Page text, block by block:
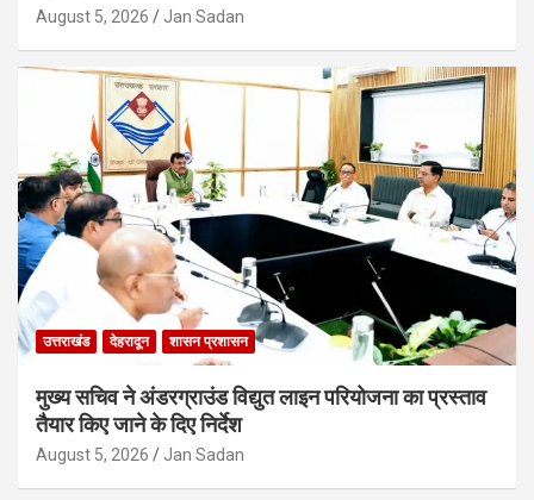
August 5, 2026 Jan Sadan
उत्तराखंड देहरादून शासन प्रशासन
मुख्य सचिव ने अंडरग्राउंड विद्युत लाइन परियोजना का प्रस्ताव
तैयार किए जाने के दिए निर्देश
August 5, 2026 Jan Sadan